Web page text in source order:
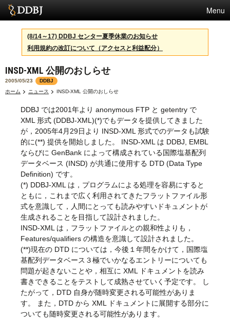
Menu
サービス
スパコン
統計
活動
センターについて
利用規約
問合せ
(8/14～17) DDBJ センター夏季休業のお知らせ
利用規約の改訂について（アクセスと利益配分）
INSD-XML 公開のおしらせ
2005/05/23
DDBJ
ホーム
ニュース INSD-XML 公開のおしらせ
DDBJ では2001年より anonymous FTP と getentry で
XML 形式 (DDBJ-XML)(*)でもデータを提供してきました
が，2005年4月29日より INSD-XML 形式でのデータも試験
的に(**) 提供を開始しました。 INSD-XML は DDBJ, EMBL
ならびに GenBank によって構成されている国際塩基配列
データベース (INSD) が共通に使用する DTD (Data Type
Definition) です。
(*) DDBJ-XML は，プログラムによる処理を容易にすると
ともに，これまで広く利用されてきたフラットファイル形
式を意識して，人間にとっても読みやすいドキュメントが
生成されることを目指して設計されました。
INSD-XML は，フラットファイルとの親和性よりも，
Features/qualifiers の構造を意識して設計されました。
(**)現在の DTD については，今後１年間をかけて，国際塩
基配列データベース３極でいかなるエントリーについても
問題が起きないことや，相互に XML ドキュメントを読み
書きできることをテストして成熟させていく予定です。 し
たがって，DTD 自身が随時変更される可能性がありま
す。 また，DTD から XML ドキュメントに展開する部分に
ついても随時変更される可能性があります。